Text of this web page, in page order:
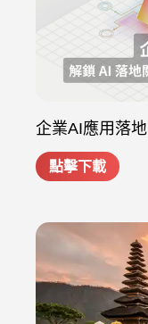
企業AI應用落地
點擊下載